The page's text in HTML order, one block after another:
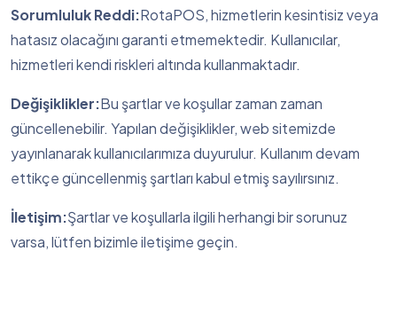
Sorumluluk Reddi:RotaPOS, hizmetlerin kesintisiz veya
hatasız olacağını garanti etmemektedir. Kullanıcılar,
hizmetleri kendi riskleri altında kullanmaktadır.
Değişiklikler:Bu şartlar ve koşullar zaman zaman
güncellenebilir. Yapılan değişiklikler, web sitemizde
yayınlanarak kullanıcılarımıza duyurulur. Kullanım devam
ettikçe güncellenmiş şartları kabul etmiş sayılırsınız.
İletişim:Şartlar ve koşullarla ilgili herhangi bir sorunuz
varsa, lütfen bizimle iletişime geçin.